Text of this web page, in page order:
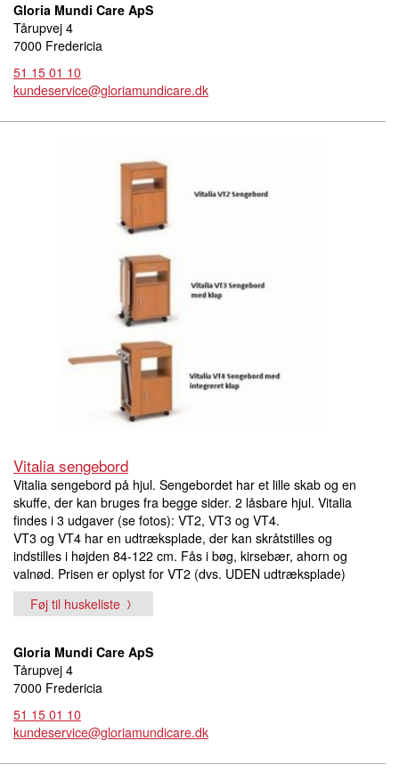
Gloria Mundi Care ApS
Tårupvej 4
7000 Fredericia
51 15 01 10
kundeservice@gloriamundicare.dk
Vitalia sengebord
Vitalia sengebord på hjul. Sengebordet har et lille skab og en
skuffe, der kan bruges fra begge sider. 2 låsbare hjul. Vitalia
findes i 3 udgaver (se fotos): VT2, VT3 og VT4.
VT3 og VT4 har en udtræksplade, der kan skråtstilles og
indstilles i højden 84-122 cm. Fås i bøg, kirsebær, ahorn og
valnød. Prisen er oplyst for VT2 (dvs. UDEN udtræksplade)
Føj til huskeliste
Gloria Mundi Care ApS
Tårupvej 4
7000 Fredericia
51 15 01 10
kundeservice@gloriamundicare.dk